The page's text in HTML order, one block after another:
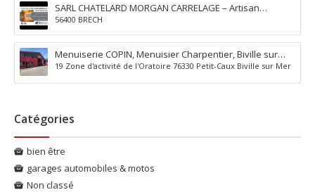
SARL CHATELARD MORGAN CARRELAGE – Artisan
carreleur à Brec’h Auray
56400 BRECH
Menuiserie COPIN, Menuisier Charpentier, Biville sur
Mer, Petit-Caux (76)
19 Zone d'activité de l'Oratoire 76330 Petit-Caux Biville sur Mer
Catégories
bien être
garages automobiles & motos
Non classé